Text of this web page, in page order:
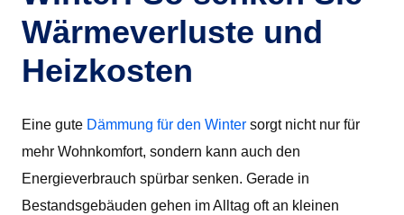
Wärmeverluste und
Heizkosten
Eine gute Dämmung für den Winter sorgt nicht nur für
mehr Wohnkomfort, sondern kann auch den
Energieverbrauch spürbar senken. Gerade in
Bestandsgebäuden gehen im Alltag oft an kleinen